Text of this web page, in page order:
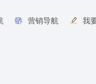
营销导航 我